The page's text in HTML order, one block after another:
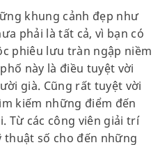
khung cảnh đẹp như
phải là tất cả, vì bạn có
phiêu lưu tràn ngập niềm
này là điều tuyệt vời
già. Cũng rất tuyệt vời
kiếm những điểm đến
Từ các công viên giải trí
thuật số cho đến những